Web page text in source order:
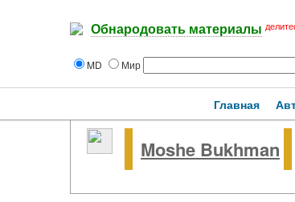
Обнародовать материалы
MD Мир
Главная
Moshe Bukhman